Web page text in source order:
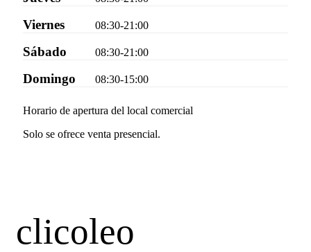
Viernes 08:30-21:00
Sábado 08:30-21:00
Domingo 08:30-15:00
Horario de apertura del local comercial
Solo se ofrece venta presencial.
clicoleo